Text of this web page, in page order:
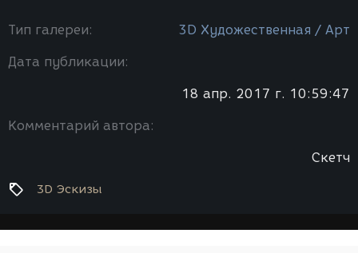
Тип галереи: 3D Художественная / Арт
Дата публикации:
18 апр. 2017 г. 10:59:47
Комментарий автора:
Скетч
3D Эскизы